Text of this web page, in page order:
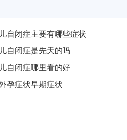
自闭症主要有哪些症状
自闭症是先天的吗
自闭症哪里看的好
孕症状早期症状